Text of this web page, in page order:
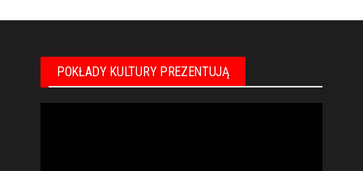
POKŁADY KULTURY PREZENTUJĄ